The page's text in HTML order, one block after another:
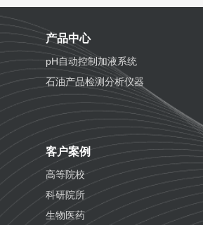
±0.05，真正做到了每一缸布的颜色‘复制
粘贴’！”——浙江某印染...
产品中心
pH自动控制加液系统
石油产品检测分析仪器
客户案例
高等院校
科研院所
生物医药